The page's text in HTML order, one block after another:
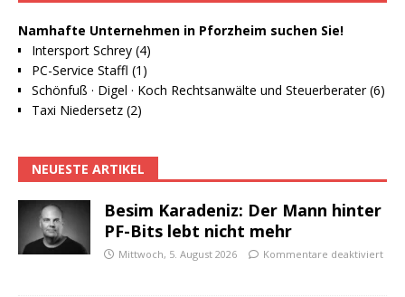
Namhafte Unternehmen in Pforzheim suchen Sie!
Intersport Schrey (4)
PC-Service Staffl (1)
Schönfuß · Digel · Koch Rechtsanwälte und Steuerberater (6)
Taxi Niedersetz (2)
NEUESTE ARTIKEL
Besim Karadeniz: Der Mann hinter
PF-Bits lebt nicht mehr
Mittwoch, 5. August 2026 Kommentare deaktiviert